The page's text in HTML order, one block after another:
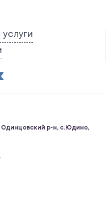
Одинцовский р-н, с.Юдино,